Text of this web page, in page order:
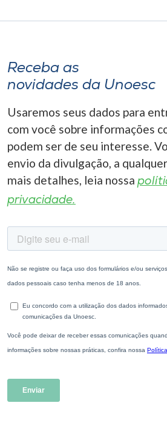
Receba as
novidades da Unoesc
Usaremos seus dados para
com você sobre informações
podem ser de seu interesse.
envio da divulgação, a
mais detalhes, leia nossa
privacidade.